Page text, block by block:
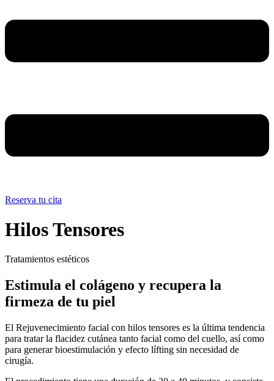
Reserva tu cita
Hilos Tensores
Tratamientos estéticos
Estimula el colágeno y recupera la
firmeza de tu piel
El Rejuvenecimiento facial con hilos tensores es la última tendencia
para tratar la flacidez cutánea tanto facial como del cuello, así como
para generar bioestimulación y efecto lífting sin necesidad de
cirugía.